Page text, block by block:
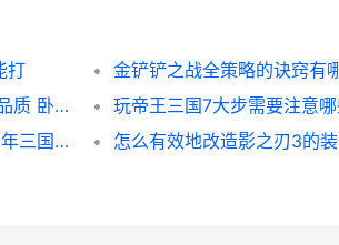
打
金铲铲之战全策略的诀窍有
卧虎藏龙2中居民怎么种植树木提高居住品质 卧虎藏龙2解说
少年三国志2将星有没有运用次数限制 少年三国志2将灵阁搭配图
怎么有效地改造影之刃3的